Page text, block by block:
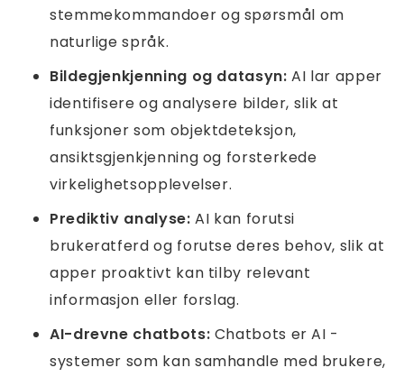
stemmekommandoer og spørsmål om
naturlige språk.
Bildegjenkjenning og datasyn:AI lar apper
identifisere og analysere bilder, slik at
funksjoner som objektdeteksjon,
ansiktsgjenkjenning og forsterkede
virkelighetsopplevelser.
Prediktiv analyse:AI kan forutsi
brukeratferd og forutse deres behov, slik at
apper proaktivt kan tilby relevant
informasjon eller forslag.
AI-drevne chatbots: Chatbots er AI -
systemer som kan samhandle med brukere,